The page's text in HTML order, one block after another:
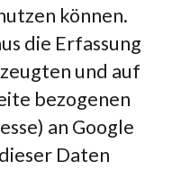
können.
die Erfassung
und auf
bezogenen
an Google
Daten